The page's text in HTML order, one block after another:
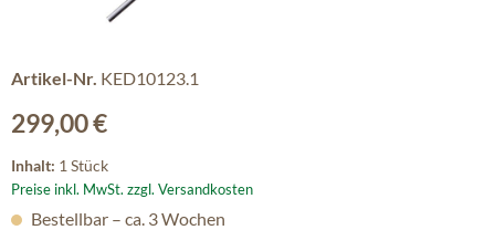
Artikel-Nr. KED10123.1
Regulärer Preis:
299,00 €
Inhalt: 1 Stück
Preise inkl. MwSt. zzgl. Versandkosten
Bestellbar – ca. 3 Wochen